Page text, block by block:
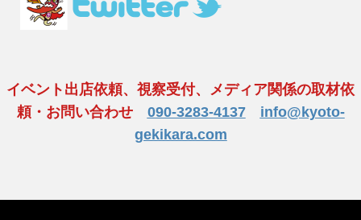
イベント出店依頼、視察受付、メディア関係の取材依
頼・お問い合わせ 090-3283-4137
info@kyoto-
gekikara.com